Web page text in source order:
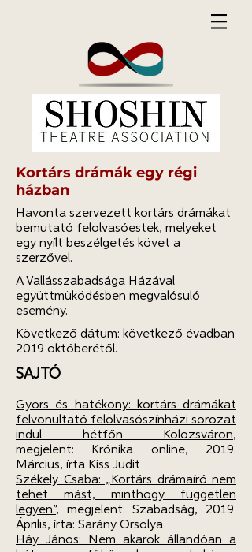
Kortárs drámák egy régi
házban
Havonta szervezett kortárs drámákat
bemutató felolvasóestek, melyeket
egy nyílt beszélgetés követ a
szerzővel.
A Vallásszabadsága Házával
együttmüködésben megvalósuló
esemény.
Következő dátum: következő évadban
2019 októberétől.
SAJTÓ
Gyors és hatékony: kortárs drámákat
felvonultató felolvasószínházi sorozat
indul hétfőn Kolozsváron,
megjelent: Krónika online, 2019.
Március, írta Kiss Judit
Székely Csaba: „Kortárs drámaíró nem
tehet mást, minthogy független
legyen”, megjelent: Szabadság, 2019.
Április, írta: Sarány Orsolya
Háy János: Nem akarok állandóan a